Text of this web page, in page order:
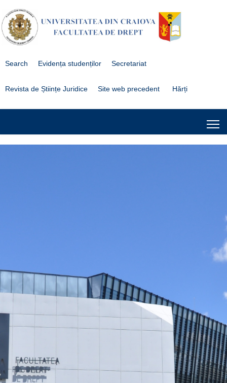
Search Evidența studenților Secretariat
Revista de Științe Juridice Site web precedent Hărți